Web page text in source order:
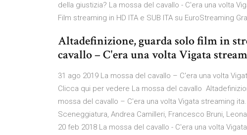
della giustizia? La mossa del cavallo - C'era una volta
Film streaming in HD ITA e SUB ITA su EuroStreaming
Altadefinizione, guarda solo film in
cavallo – C'era una volta Vigata
31 ago 2019 La mossa del cavallo – C'era una volta
Clicca qui per vedere La mossa del cavallo
mossa del cavallo – C'era una volta Vigata streaming
Sceneggiatura, Andrea Camilleri, Francesco Bruni,
20 feb 2018 La mossa del cavallo - C'era una volta